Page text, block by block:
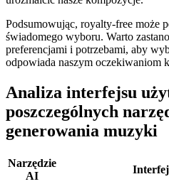
Podsumowując, royalty-free może
świadomego wyboru. Warto
preferencjami i potrzebami, aby
odpowiada naszym oczekiwaniom
Analiza interfejsu
poszczególnych
generowania muzyki
Narzędzie
AI